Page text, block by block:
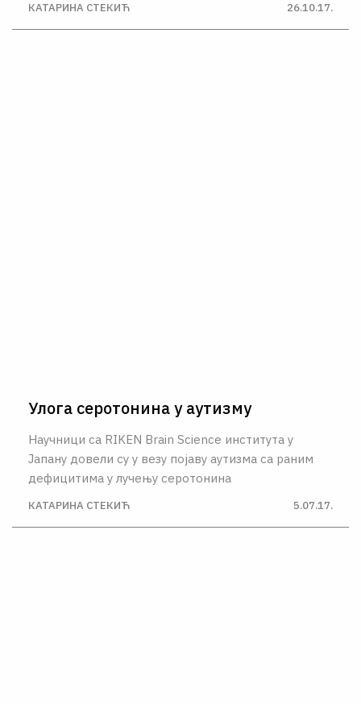
КАТАРИНА СТЕКИЋ 26.10.17.
Улога серотонина у аутизму
Научници са RIKEN Brain Science института у
Јапану довели су у везу појаву аутизма са раним
дефицитима у лучењу серотонина
КАТАРИНА СТЕКИЋ 5.07.17.